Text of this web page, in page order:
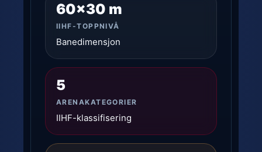
60×30 m
IIHF-TOPPNIVÅ
Banedimensjon
5
ARENAKATEGORIER
IIHF-klassifisering